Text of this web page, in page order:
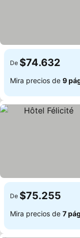
De $74.632
Mira precios de 9
De $75.255
Mira precios de 7